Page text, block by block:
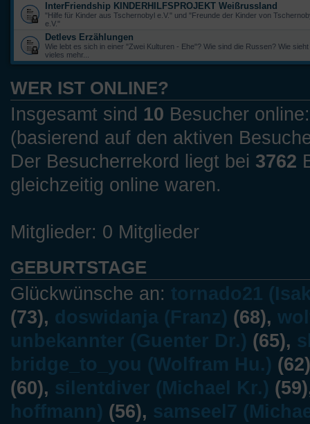
InterFriendship KINDERHILFSPROJEKT Weißrussland
"Hilfe für Kinder aus Tschernobyl e.V." und "Freunde der Kinder von
e.V."
Detlevs Erzählungen
Wie lebt es sich in einer "Zwei Kulturen - Ehe"? Wie sind die Russen? Wie
vieles mehr...
WER IST ONLINE?
Insgesamt sind 10 Besucher
(basierend auf den aktiven
Der Besucherrekord liegt bei 3762
gleichzeitig online waren.
Mitglieder: 0 Mitglieder
GEBURTSTAGE
Glückwünsche an: tornado21
(73), doswidanja (Franz) (68),
unbekannter (Guenter Dr.) (65),
bridge_to_you (Wolfram Hu.)
(60), silentdiver (Michael Kr.)
hoffmann) (56), samseel7